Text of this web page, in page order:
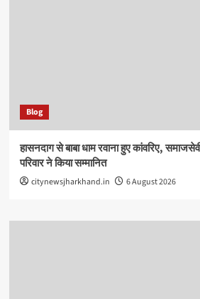
Blog
हासनदाग से बाबा धाम रवाना हुए कांवरिए,
परिवार ने किया सम्मानित
citynewsjharkhand.in 6 August 2026